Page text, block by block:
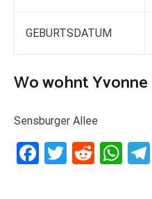
GEBURTSDATUM
Wo wohnt
Sensburger Allee
Facebook
Twitter
Reddit